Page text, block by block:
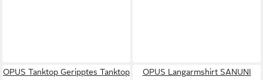
OPUS Tanktop Geripptes Tanktop
OPUS Langarmshirt SANUNI